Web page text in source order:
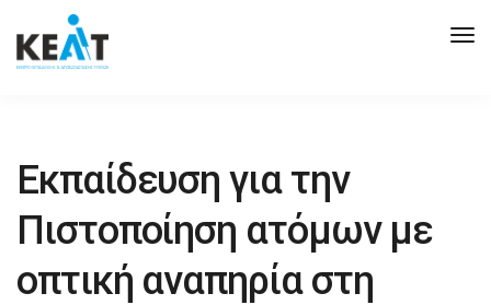
Εκπαίδευση για την
Πιστοποίηση ατόμων με
οπτική αναπηρία στη